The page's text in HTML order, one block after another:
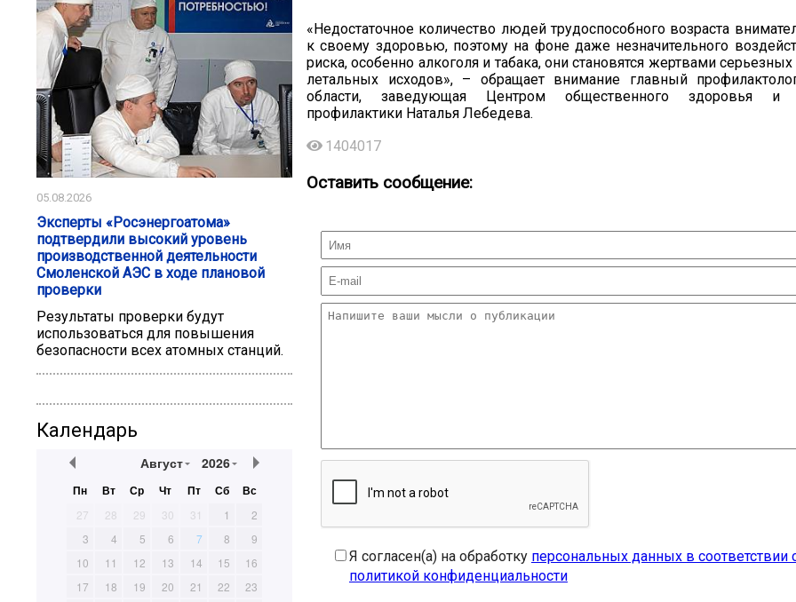
05.08.2026
Эксперты «Росэнергоатома»
подтвердили высокий уровень
производственной деятельности
Смоленской АЭС в ходе плановой
проверки
Результаты проверки будут
использоваться для повышения
безопасности всех атомных станций.
Календарь
Август 2026
Пн Вт Ср Чт Пт Сб Вс
27 28 29 30 31 1
2
3
4 5 6 7 8
9
10
11 12 13 14 15
16
17
18 19 20 21 22
23
«Недостаточное количество людей трудоспособного возраста
к своему здоровью, поэтому на фоне даже незначительного
риска, особенно алкоголя и табака, они становятся жертвами
летальных исходов», – обращает внимание главный
области, заведующая Центром общественного здоровья и
профилактики Наталья Лебедева.
1404017
Оставить сообщение:
Я согласен(а) на обработку персональных данных в соответствии
политикой конфиденциальности